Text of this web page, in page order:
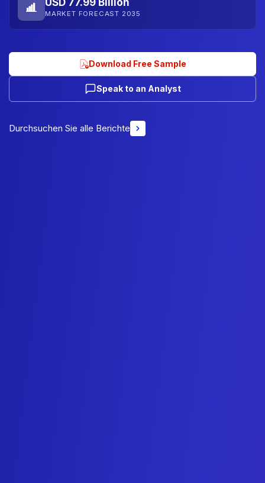
USD 77.99 Billion
MARKET FORECAST 2035
Download Free Sample
Speak to an Analyst
Durchsuchen Sie alle Berichte